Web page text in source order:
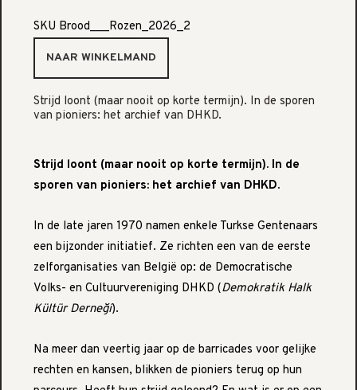
SKU Brood___Rozen_2026_2
Strijd loont (maar nooit op korte termijn). In de sporen
van pioniers: het archief van DHKD.
Strijd loont (maar nooit op korte termijn). In de
sporen van pioniers: het archief van DHKD.
In de late jaren 1970 namen enkele Turkse Gentenaars
een bijzonder initiatief. Ze richten een van de eerste
zelforganisaties van België op: de Democratische
Volks- en Cultuurvereniging DHKD (Demokratik Halk
Kültür Derneği).
Na meer dan veertig jaar op de barricades voor gelijke
rechten en kansen, blikken de pioniers terug op hun